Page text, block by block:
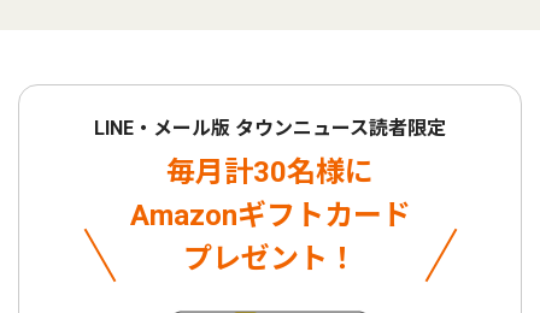
LINE・メール版 タウンニュース読者限定
毎月計30名様に
Amazonギフトカード
プレゼント！